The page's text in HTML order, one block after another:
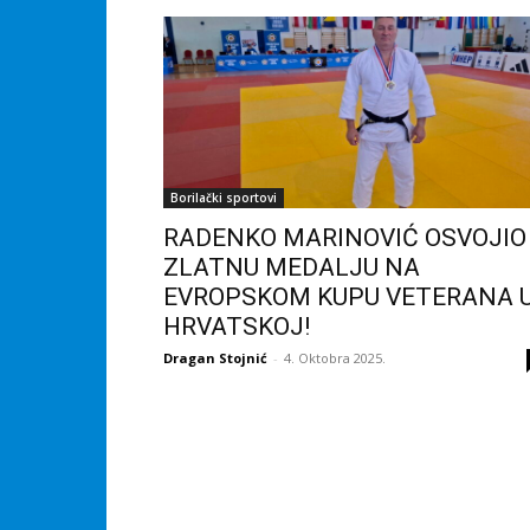
Borilački sportovi
RADENKO MARINOVIĆ OSVOJIO
ZLATNU MEDALJU NA
EVROPSKOM KUPU VETERANA
HRVATSKOJ!
Dragan Stojnić - 4. Oktobra 2025.